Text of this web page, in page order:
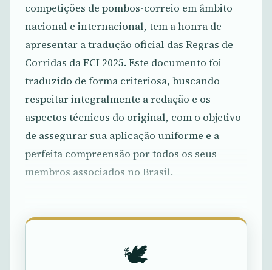
competições de pombos-correio em âmbito
nacional e internacional, tem a honra de
apresentar a tradução oficial das Regras de
Corridas da FCI 2025. Este documento foi
traduzido de forma criteriosa, buscando
respeitar integralmente a redação e os
aspectos técnicos do original, com o objetivo
de assegurar sua aplicação uniforme e a
perfeita compreensão por todos os seus
membros associados no Brasil.
🕊️